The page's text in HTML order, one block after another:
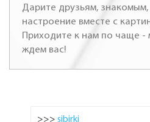
Дарите друзьям,
настроение вместе с
Приходите к нам по чаще -
ждем вас!
>>> sibirki